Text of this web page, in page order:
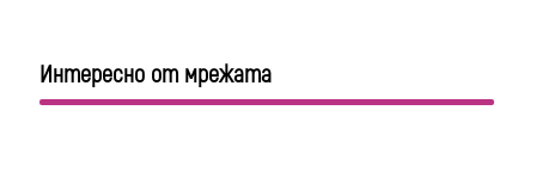
Интересно от мрежата